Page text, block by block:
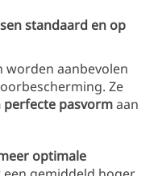
standaard en op
worden aanbevolen
Ze
perfecte pasvormaan
optimale